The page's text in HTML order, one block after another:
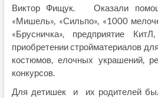
Виктор Фищук. Оказали
«Мишель», «Сильпо», «1000
«Брусничка», предприятие
приобретении стройматериалов
костюмов, елочных украшений,
конкурсов.
Для детишек и их родителей